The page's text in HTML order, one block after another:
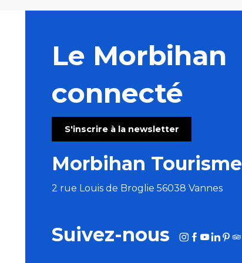
Le Morbihan
connecté
S'inscrire à la newsletter
Morbihan Tourisme
2 rue Louis de Broglie 56038 Vannes
Suivez-nous